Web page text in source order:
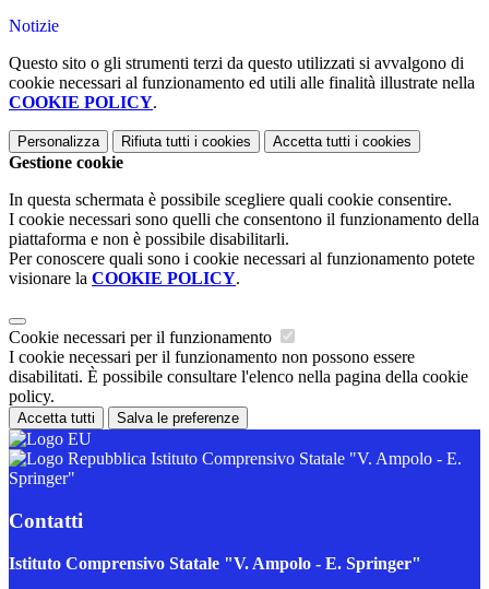
Notizie
Questo sito o gli strumenti terzi da questo utilizzati si avvalgono di
cookie necessari al funzionamento ed utili alle finalità illustrate nella
COOKIE POLICY.
Personalizza Rifiuta tutti i cookies Accetta tutti i cookies
Gestione cookie
In questa schermata è possibile scegliere quali cookie consentire.
I cookie necessari sono quelli che consentono il funzionamento della
piattaforma e non è possibile disabilitarli.
Per conoscere quali sono i cookie necessari al funzionamento potete
visionare la COOKIE POLICY.
Cookie necessari per il funzionamento
I cookie necessari per il funzionamento non possono essere
disabilitati. È possibile consultare l'elenco nella pagina della cookie
policy.
Accetta tutti Salva le preferenze
Istituto Comprensivo Statale "V. Ampolo - E.
Springer"
Contatti
Istituto Comprensivo Statale "V. Ampolo - E. Springer"